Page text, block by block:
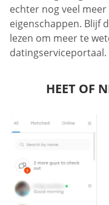
echter nog veel
eigenschappen. Blijf
lezen om meer te
datingserviceportaal.
HEET OF